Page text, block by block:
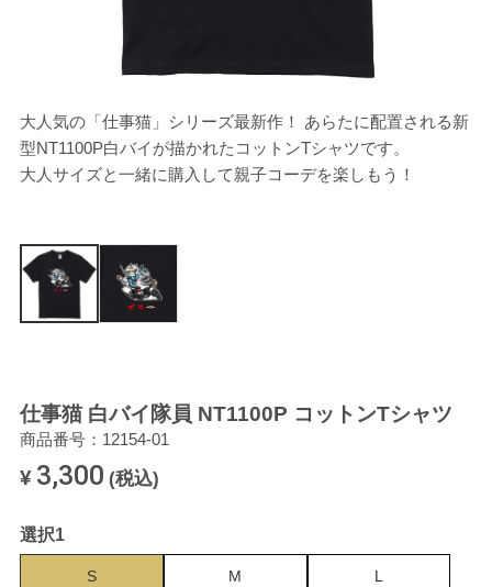
大人気の「仕事猫」シリーズ最新作！ あらたに配置される新
型NT1100P白バイが描かれたコットンTシャツです。
大人サイズと一緒に購入して親子コーデを楽しもう！
仕事猫 白バイ隊員 NT1100P コットンTシャツ
商品番号：12154-01
¥ 3,300 (税込)
選択1
S M L